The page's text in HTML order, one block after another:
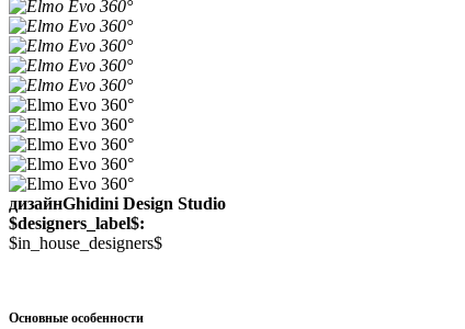
дизайнGhidini Design Studio
$designers_label$:
$in_house_designers$
Основные особенности